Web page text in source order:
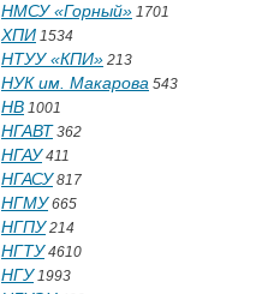
НМСУ «Горный» 1701
ХПИ 1534
НТУУ «КПИ» 213
НУК им. Макарова 543
НВ 1001
НГАВТ 362
НГАУ411
НГАСУ817
НГМУ665
НГПУ214
НГТУ4610
НГУ1993